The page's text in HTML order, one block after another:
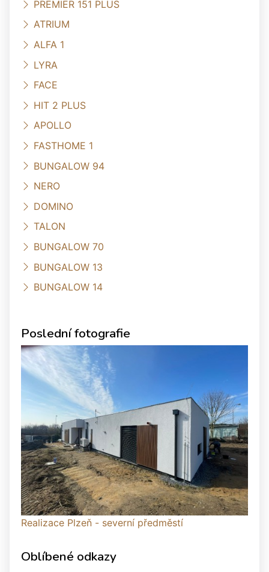
PREMIER 151 PLUS
ATRIUM
ALFA 1
LYRA
FACE
HIT 2 PLUS
APOLLO
FASTHOME 1
BUNGALOW 94
NERO
DOMINO
TALON
BUNGALOW 70
BUNGALOW 13
BUNGALOW 14
Poslední fotografie
Realizace Plzeň - severní předměstí
Oblíbené odkazy